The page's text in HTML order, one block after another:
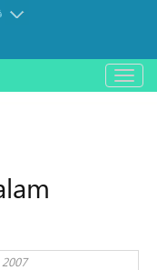
باز
و